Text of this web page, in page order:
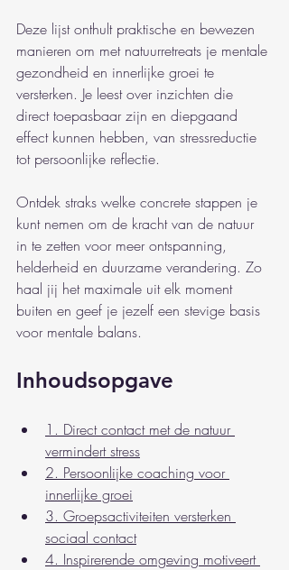
Deze lijst onthult praktische en bewezen
manieren om met natuurretreats je mentale
gezondheid en innerlijke groei te
versterken. Je leest over inzichten die
direct toepasbaar zijn en diepgaand
effect kunnen hebben, van stressreductie
tot persoonlijke reflectie.
Ontdek straks welke concrete stappen je
kunt nemen om de kracht van de natuur
in te zetten voor meer ontspanning,
helderheid en duurzame verandering. Zo
haal jij het maximale uit elk moment
buiten en geef je jezelf een stevige basis
voor mentale balans.
Inhoudsopgave
1. Direct contact met de natuur
vermindert stress
2. Persoonlijke coaching voor
innerlijke groei
3. Groepsactiviteiten versterken
sociaal contact
4. Inspirerende omgeving motiveert